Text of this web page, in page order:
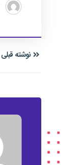
نوشته قبلی